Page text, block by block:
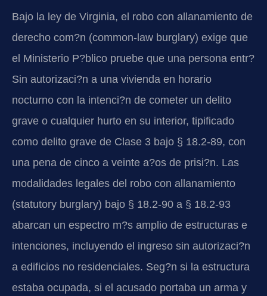
Bajo la ley de Virginia, el robo con allanamiento de
derecho com?n (common-law burglary) exige que
el Ministerio P?blico pruebe que una persona entr?
Sin autorizaci?n a una vivienda en horario
nocturno con la intenci?n de cometer un delito
grave o cualquier hurto en su interior, tipificado
como delito grave de Clase 3 bajo § 18.2-89, con
una pena de cinco a veinte a?os de prisi?n. Las
modalidades legales del robo con allanamiento
(statutory burglary) bajo § 18.2-90 a § 18.2-93
abarcan un espectro m?s amplio de estructuras e
intenciones, incluyendo el ingreso sin autorizaci?n
a edificios no residenciales. Seg?n si la estructura
estaba ocupada, si el acusado portaba un arma y